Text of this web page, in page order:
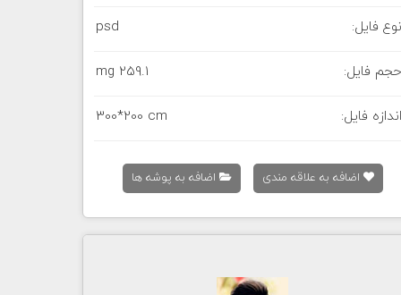
نوع فایل: psd
حجم فایل: 259.1 mg
اندازه فایل: 300*200 cm
اضافه به علاقه مندی اضافه به پوشه ها